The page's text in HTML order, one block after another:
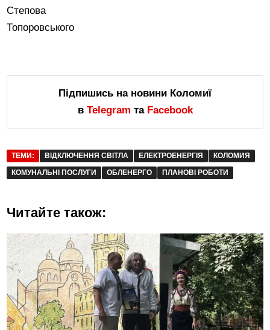
Степова
Топоровського
Підпишись на новини Коломиї
в Telegram та Facebook
ТЕМИ: ВІДКЛЮЧЕННЯ СВІТЛА ЕЛЕКТРОЕНЕРГІЯ
КОЛОМИЯ
КОМУНАЛЬНІ ПОСЛУГИ
ОБЛЕНЕРГО ПЛАНОВІ РОБОТИ
Читайте також: